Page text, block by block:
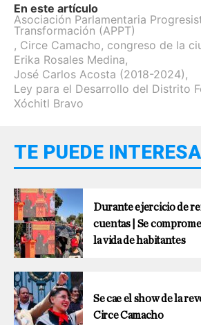
En este artículo
Asociación Parlamentaria
Transformación (APPT)
, Circe Camacho, congreso de la
Erika Rosales Medina,
José Carlos Acosta (2018-2024) ,
Ley para el Desarrollo del Distrito
Xóchitl Bravo
TE PUEDE
Durante ejercicio de
cuentas | Se
la vida de habitantes
Se cae el show de la
Circe Camacho